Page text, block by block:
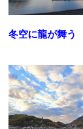
冬空に龍が舞う